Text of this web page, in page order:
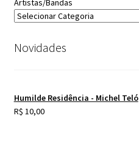
Artistas/Bandas
Novidades
Humilde Residência - Michel Teló
R$ 10,00